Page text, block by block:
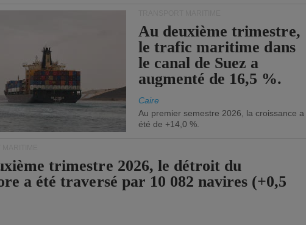
Au deuxième trimestre,
le trafic maritime dans
le canal de Suez a
augmenté de 16,5 %.
Caire
Au premier semestre 2026, la croissance a
été de +14,0 %.
trimestre 2026, le détroit du
a été traversé par 10 082 navires (+0,5